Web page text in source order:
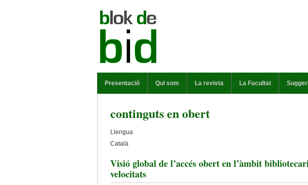
Presentació Qui som La revista La Facultat
continguts en obert
Llengua
Català
Visió global de l’accés obert en l’àmbit
velocitats